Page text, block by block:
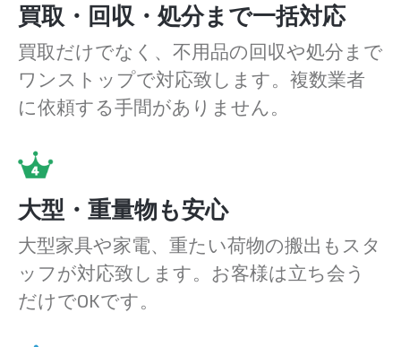
買取・回収・処分まで一括対応
買取だけでなく、不用品の回収や処分まで
ワンストップで対応致します。複数業者
に依頼する手間がありません。
大型・重量物も安心
大型家具や家電、重たい荷物の搬出もスタ
ッフが対応致します。お客様は立ち会う
だけでOKです。